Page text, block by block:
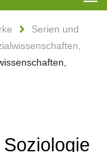
Serien und